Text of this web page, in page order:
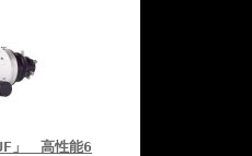
」 高性能6